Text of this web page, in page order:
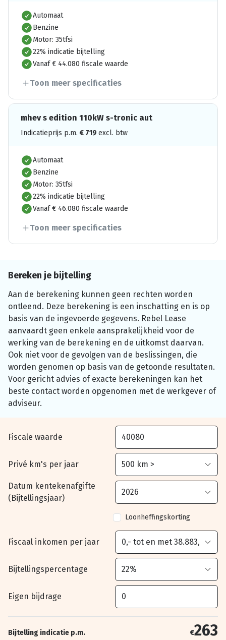
Automaat
Benzine
Motor: 35tfsi
22% indicatie bijtelling
Vanaf € 44.080 fiscale waarde
Toon meer specificaties
mhev s edition 110kW s-tronic aut
Indicatieprijs p.m. € 719 excl. btw
Automaat
Benzine
Motor: 35tfsi
22% indicatie bijtelling
Vanaf € 46.080 fiscale waarde
Toon meer specificaties
Bereken je bijtelling
Aan de berekening kunnen geen rechten worden
ontleend. Deze berekening is een inschatting en is op
basis van de ingevoerde gegevens. Rebel Lease
aanvaardt geen enkele aansprakelijkheid voor de
werking van de berekening en de uitkomst daarvan.
Ook niet voor de gevolgen van de beslissingen, die
worden genomen op basis van de getoonde resultaten.
Voor gericht advies of exacte berekeningen kan het
beste contact worden opgenomen met de werkgever of
adviseur.
Fiscale waarde
Privé km's per jaar
Datum kentekenafgifte
(Bijtellingsjaar)
Loonheffingskorting
Fiscaal inkomen per jaar
Bijtellingspercentage
Eigen bijdrage
Bijtelling indicatie p.m. €263